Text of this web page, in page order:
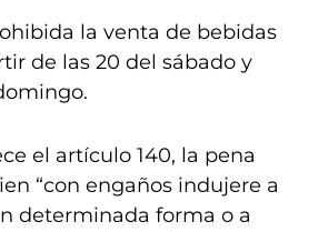
la venta de bebidas
de las 20 del sábado y
el artículo 140, la pena
“con engaños indujere a
determinada forma o a